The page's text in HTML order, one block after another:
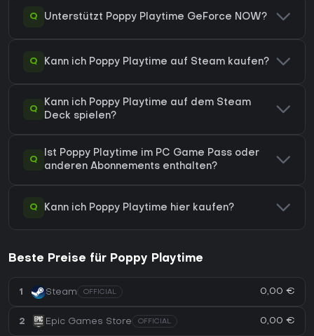
Q Unterstützt Poppy Playtime GeForce NOW?
Q Kann ich Poppy Playtime auf Steam kaufen?
Q
Kann ich Poppy Playtime auf dem Steam
Deck spielen?
Q
Ist Poppy Playtime im PC Game Pass oder
anderen Abonnements enthalten?
Q Kann ich Poppy Playtime hier kaufen?
Beste Preise für Poppy Playtime
1 Steam OFFICIAL 0,00 €
2 Epic Games Store OFFICIAL 0,00 €